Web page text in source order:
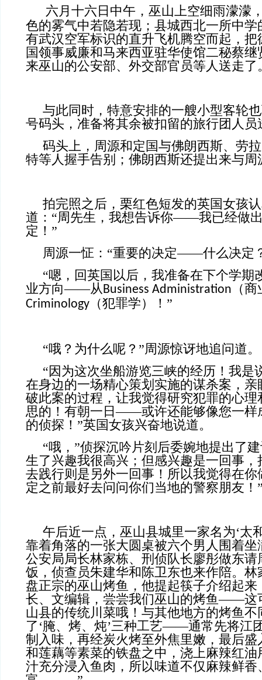
六月十六日中午，巫山上空细雨濛濛
色的雾气中若隐若现；县城西北一所中
有武汉空军标识的直升飞机腾空而起，
国领事威廉和马来西亚驻华使馆二秘蔡
来巫山的公安部、外交部官员等人送走了
与此同时，特意安排的一艘小型客轮
号码头，准备将其余被扣留的旅行团人
码头上，周源和定国与佛朗西斯、劳
特等人握手告别；佛朗西斯还提出来与周
拍完照之后，栗红色短发的英国女孩
道：“周先生，我想告诉你——我已经做
定！”
周源一怔：“重要的决定——什么决定
“嗯，回英国以后，我准备在下个学期
业方向——从Business Administration （
Criminology （犯罪学）！”
“哦？为什么呢？”周源惊讶地追问道。
“因为这次坐船游览三峡的经历！我
在身边的一场精心策划实施的谋杀案，
破此案的过程，让我觉得研究犯罪的心
思的！有朝一日——或许还能够像您一样
的侦探！”英国女孩兴奋地说道。
“哦，”侦探沉吟片刻后委婉地提出了
生了兴趣我很高兴；但感兴趣是一回事
去践行则是另外一回事！所以我觉得在
定之前最好去问问你们当地的警察朋友！
午后近一点，巫山县城里一家名为‘太
靠着角落的一张大圆桌被六个男人围着
公安局局长林家栋、刑侦队长廖彤做东请
饭，侦查员朱建华和陈卫东也来作陪。
盘正宗的巫山烤鱼，他提起筷子介绍起来
长、文编辑，尝尝我们巫山的烤鱼——这
山县的传统川菜哦！与其他地方的烤鱼
了‘腌、烤、炖’三种工艺——通常先将江
制入味，再经炭火烤至外焦里嫩，最后
和莲藕等素菜的铁盘之中，浇上麻辣红
汁充分浸入鱼肉，所以味道不仅麻辣鲜香